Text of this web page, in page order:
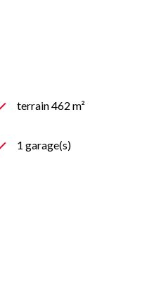
terrain 462 m²
1 garage(s)